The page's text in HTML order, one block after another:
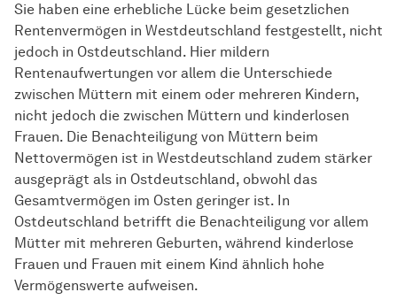
Sie haben eine erhebliche Lücke beim gesetzlichen
Rentenvermögen in Westdeutschland festgestellt, nicht
jedoch in Ostdeutschland. Hier mildern
Rentenaufwertungen vor allem die Unterschiede
zwischen Müttern mit einem oder mehreren Kindern,
nicht jedoch die zwischen Müttern und kinderlosen
Frauen. Die Benachteiligung von Müttern beim
Nettovermögen ist in Westdeutschland zudem stärker
ausgeprägt als in Ostdeutschland, obwohl das
Gesamtvermögen im Osten geringer ist. In
Ostdeutschland betrifft die Benachteiligung vor allem
Mütter mit mehreren Geburten, während kinderlose
Frauen und Frauen mit einem Kind ähnlich hohe
Vermögenswerte aufweisen.